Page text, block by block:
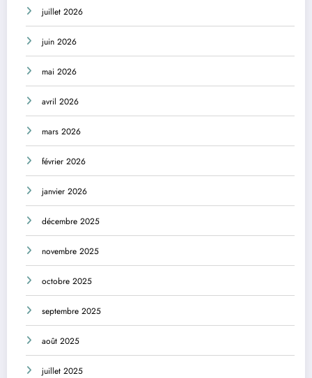
juillet 2026
juin 2026
mai 2026
avril 2026
mars 2026
février 2026
janvier 2026
décembre 2025
novembre 2025
octobre 2025
septembre 2025
août 2025
juillet 2025